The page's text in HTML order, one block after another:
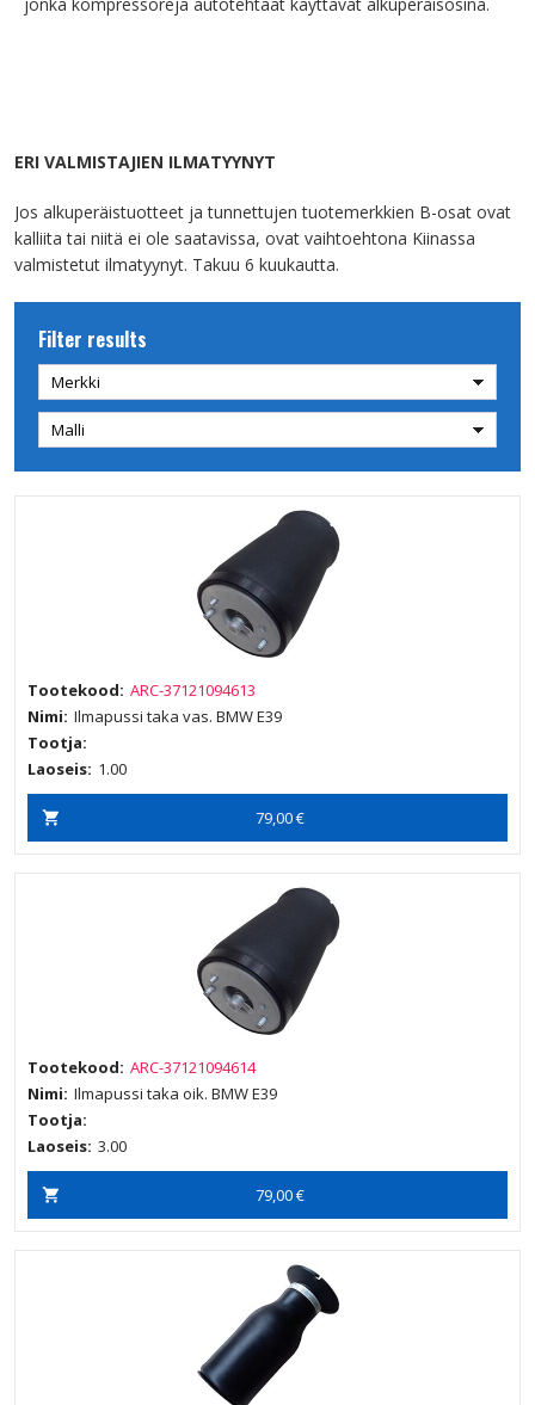
ERI VALMISTAJIEN ILMATYYNYT
Jos alkuperäistuotteet ja tunnettujen tuotemerkkien B-osat ovat
kalliita tai niitä ei ole saatavissa, ovat vaihtoehtona Kiinassa
valmistetut ilmatyynyt. Takuu 6 kuukautta.
Filter results
Merkki
Malli
Tootekood: ARC-37121094613
Nimi: Ilmapussi taka vas. BMW E39
Tootja:
Laoseis: 1.00
79,00 €
Tootekood: ARC-37121094614
Nimi: Ilmapussi taka oik. BMW E39
Tootja:
Laoseis: 3.00
79,00 €